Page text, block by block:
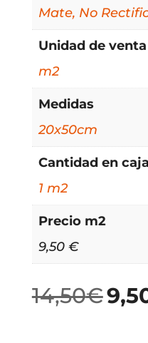
Mate, No
Unidad de venta
m2
Medidas
20x50cm
Cantidad en caja
1 m2
Precio m2
9,50 €
14,50€ El